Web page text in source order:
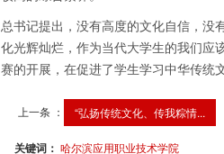
总书记提出，没有高度的文化自信，没
化光辉灿烂，作为当代大学生的我们应
赛的开展，在促进了学生学习中华传统
上一条 ： “弘扬传统文化、传我粽情...
关键词： 哈尔滨应用职业技术学院